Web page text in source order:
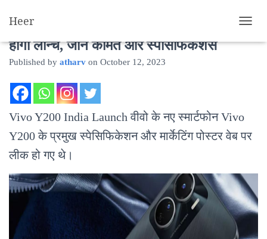
Heer
O
I
G
I
O
N
Vivo Y200: 64MP कैमरा के साथ भारत में जल्द
होगा लॉन्च, जाने कीमत और स्पेसिफिकेशंस
Published by atharv on October 12, 2023
Vivo Y200 India Launch वीवो के नए स्मार्टफोन Vivo
Y200 के प्रमुख स्पेसिफिकेशन और मार्केटिंग पोस्टर वेब पर
लीक हो गए थे।